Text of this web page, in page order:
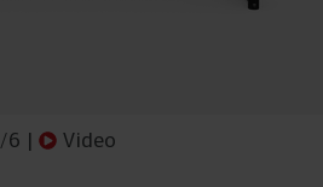
/6 | Video